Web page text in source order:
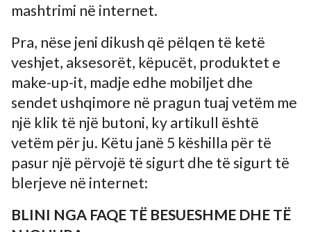
mashtrimi në internet.
Pra, nëse jeni dikush që pëlqen të ketë
veshjet, aksesorët, këpucët, produktet e
make-up-it, madje edhe mobiljet dhe
sendet ushqimore në pragun tuaj vetëm me
një klik të një butoni, ky artikull është
vetëm për ju. Këtu janë 5 këshilla për të
pasur një përvojë të sigurt dhe të sigurt të
blerjeve në internet:
BLINI NGA FAQE TË BESUESHME DHE TË